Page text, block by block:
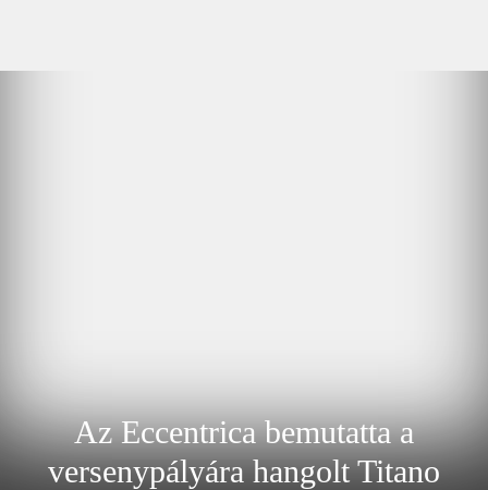
Az Eccentrica bemutatta a
versenypályára hangolt Titano